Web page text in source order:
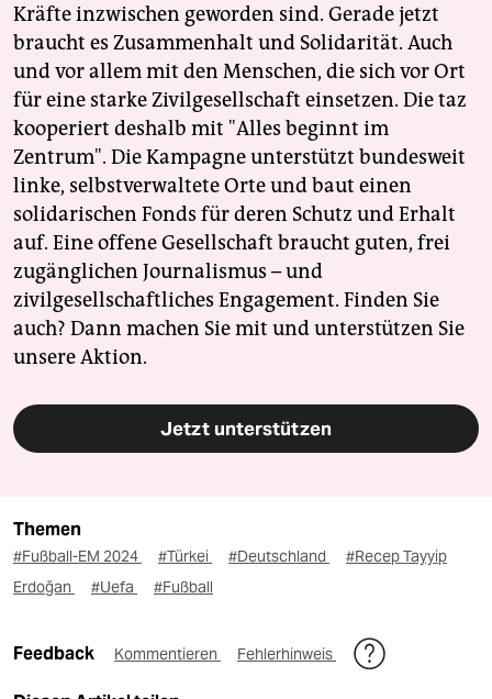
Kräfte inzwischen geworden sind. Gerade jetzt
braucht es Zusammenhalt und Solidarität. Auch
und vor allem mit den Menschen, die sich vor Ort
für eine starke Zivilgesellschaft einsetzen. Die taz
kooperiert deshalb mit "Alles beginnt im
Zentrum". Die Kampagne unterstützt bundesweit
linke, selbstverwaltete Orte und baut einen
solidarischen Fonds für deren Schutz und Erhalt
auf. Eine offene Gesellschaft braucht guten, frei
zugänglichen Journalismus – und
zivilgesellschaftliches Engagement. Finden Sie
auch? Dann machen Sie mit und unterstützen Sie
unsere Aktion.
Jetzt unterstützen
Themen
#Fußball-EM 2024 #Türkei #Deutschland
#Recep Tayyip
Erdoğan
#Uefa #Fußball
Feedback Kommentieren Fehlerhinweis